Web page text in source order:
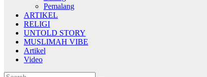
Pemalang
ARTIKEL
RELIGI
UNTOLD STORY
MUSLIMAH VIBE
Artikel
Video